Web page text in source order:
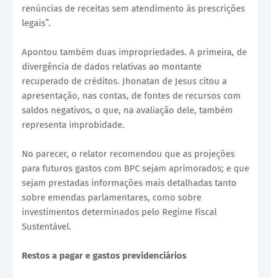
renúncias de receitas sem atendimento às prescrições
legais”.
Apontou também duas impropriedades. A primeira, de
divergência de dados relativas ao montante
recuperado de créditos. Jhonatan de Jesus citou a
apresentação, nas contas, de fontes de recursos com
saldos negativos, o que, na avaliação dele, também
representa improbidade.
No parecer, o relator recomendou que as projeções
para futuros gastos com BPC sejam aprimorados; e que
sejam prestadas informações mais detalhadas tanto
sobre emendas parlamentares, como sobre
investimentos determinados pelo Regime Fiscal
Sustentável.
Restos a pagar e gastos previdenciários